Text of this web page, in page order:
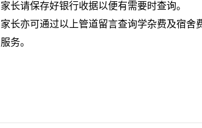
家长请保存好银行收据以便有需要时查询。
家长亦可通过以上管道留言查询学杂费及宿舍
服务。